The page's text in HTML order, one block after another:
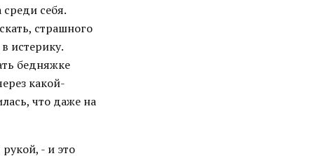
себя.
страшного
истерику.
бедняжке
какой-
что даже на
- и это